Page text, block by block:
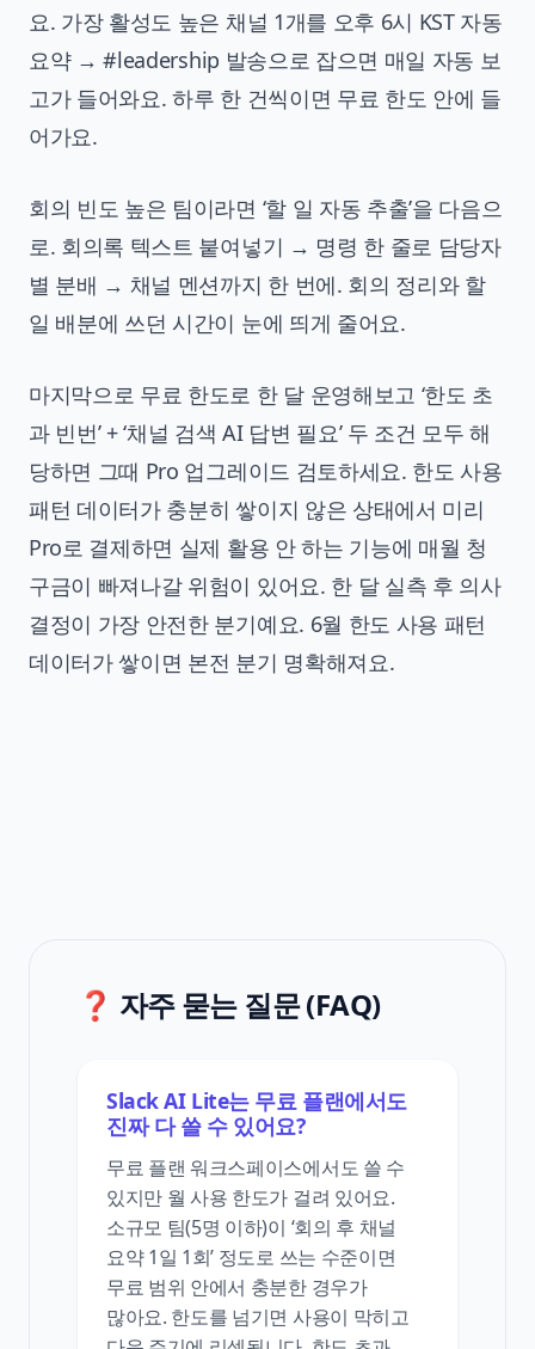
요. 가장 활성도 높은 채널 1개를 오후 6시 KST 자동
요약 → #leadership 발송으로 잡으면 매일 자동 보
고가 들어와요. 하루 한 건씩이면 무료 한도 안에 들
어가요.
회의 빈도 높은 팀이라면 ‘할 일 자동 추출’을 다음으
로. 회의록 텍스트 붙여넣기 → 명령 한 줄로 담당자
별 분배 → 채널 멘션까지 한 번에. 회의 정리와 할
일 배분에 쓰던 시간이 눈에 띄게 줄어요.
마지막으로 무료 한도로 한 달 운영해보고 ‘한도 초
과 빈번’ + ‘채널 검색 AI 답변 필요’ 두 조건 모두 해
당하면 그때 Pro 업그레이드 검토하세요. 한도 사용
패턴 데이터가 충분히 쌓이지 않은 상태에서 미리
Pro로 결제하면 실제 활용 안 하는 기능에 매월 청
구금이 빠져나갈 위험이 있어요. 한 달 실측 후 의사
결정이 가장 안전한 분기예요. 6월 한도 사용 패턴
데이터가 쌓이면 본전 분기 명확해져요.
❓ 자주 묻는 질문 (FAQ)
Slack AI Lite는 무료 플랜에서도
진짜 다 쓸 수 있어요?
무료 플랜 워크스페이스에서도 쓸 수
있지만 월 사용 한도가 걸려 있어요.
소규모 팀(5명 이하)이 ‘회의 후 채널
요약 1일 1회’ 정도로 쓰는 수준이면
무료 범위 안에서 충분한 경우가
많아요. 한도를 넘기면 사용이 막히고